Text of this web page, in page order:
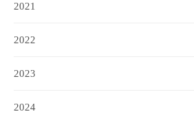
2021
2022
2023
2024